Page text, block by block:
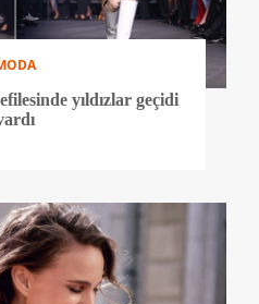
yıldızlar geçidi